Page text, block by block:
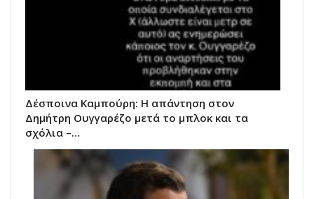
Δέσποινα Καμπούρη: Η απάντηση στον
Δημήτρη Ουγγαρέζο μετά το μπλοκ και τα
σχόλια –…